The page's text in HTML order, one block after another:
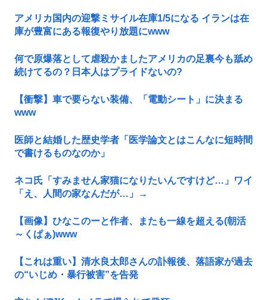
アメリカ国内の迎撃ミサイル在庫1/5になる イランは在
庫が豊富にある報復やり放題にwww
何で原爆落として虐殺かましたアメリカの足裏今も舐め
続けてるの？日本人はプライドないの?
【衝撃】車で要らない装備、「電動シート」に決まる
www
医師と結婚した歴史学者「医学論文とはこんなに短時間
で書けるものなのか」
ネコ氏「すみません家猫になりたいんですけど…」ワイ
「え、人間の家なんだが…」→
【画像】ひなこのーと作者、またも一線を超える(朝活
～くぱぁ)www
【これは重い】清水良太郎さんの訃報後、落語家が過去
の“いじめ・暴行被害”を告発